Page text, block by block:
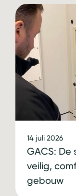
14 juli 2026
GACS: De
veilig,
gebouw